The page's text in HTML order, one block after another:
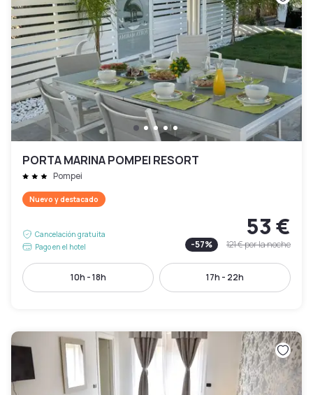
PORTA MARINA POMPEI RESORT
Pompei
Nuevo y destacado
Cancelación gratuita
Pago en el hotel
53 €
-57% 121 €por la noche
10h - 18h 17h - 22h